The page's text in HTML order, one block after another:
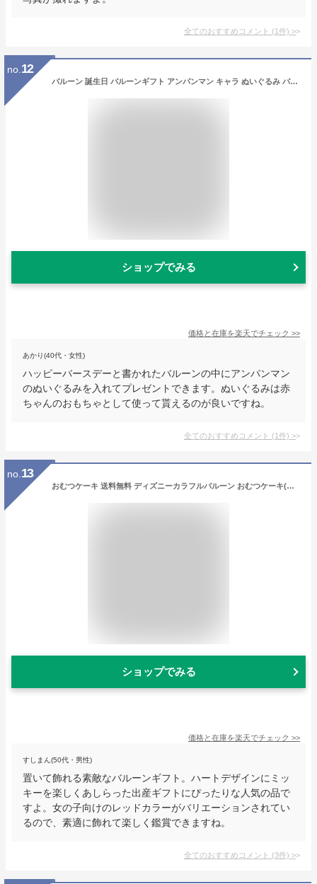
全てのおすすめコメント (1件) >
no. 12
バルーン 誕生日 バルーンギフト アンパンマン キャラ ぬいぐるみ バルーンラッピング付き 小学生 女の子 男の子 かわいい 風船 アレンジバルーン プレゼント 子供 ギフト 発表会 結婚式 卒業式 入学式 入学 卒業 開店祝い アクアバルーン クリスマスプレゼント
ショップでみる
価格と在庫を楽天でチェック >>
あかり(40代・女性)
ハッピーバースデーと書かれたバルーンの中にアンパンマン
のぬいぐるみを入れてプレゼントできます。ぬいぐるみは赤
ちゃんのおもちゃとして使って貰えるのが良いですね。
全てのおすすめコメント (1件) >
no. 13
おむつケーキ 送料無料 ディズニーカラフルバルーン おむつケーキ(小) 2段！ 出産祝い 名入れ 男の子 女の子 おむつケーキ
ショップでみる
価格と在庫を楽天でチェック >>
すしまん(50代・男性)
置いて飾れる素敵なバルーンギフト。ハートデザインにミッ
キーを楽しくあしらった出産ギフトにぴったりな人気の品で
すよ。女の子向けのレッドカラーがバリエーションされてい
るので、素適に飾れて楽しく鑑賞できますね。
全てのおすすめコメント (3件) >